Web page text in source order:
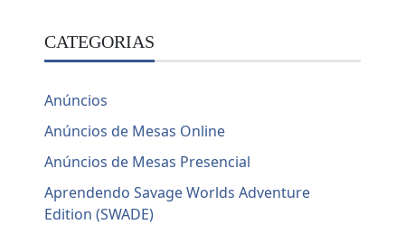
CATEGORIAS
Anúncios
Anúncios de Mesas Online
Anúncios de Mesas Presencial
Aprendendo Savage Worlds Adventure
Edition (SWADE)